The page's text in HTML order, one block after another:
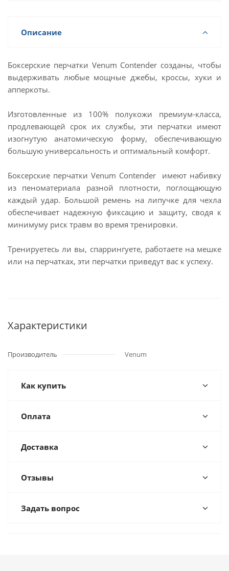
Описание
Боксерские перчатки Venum Contender созданы, чтобы
выдерживать любые мощные джебы, кроссы, хуки и
апперкоты.
Изготовленные из 100% полукожи премиум-класса,
продлевающей срок их службы, эти перчатки имеют
изогнутую анатомическую форму, обеспечивающую
большую универсальность и оптимальный комфорт.
Боксерские перчатки Venum Contender имеют набивку
из пеноматериала разной плотности, поглощающую
каждый удар. Большой ремень на липучке для чехла
обеспечивает надежную фиксацию и защиту, сводя к
минимуму риск травм во время тренировки.
Тренируетесь ли вы, спаррингуете, работаете на мешке
или на перчатках, эти перчатки приведут вас к успеху.
Характеристики
Производитель Venum
Как купить
Оплата
Доставка
Отзывы
Задать вопрос